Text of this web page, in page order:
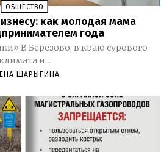
ОБЩЕСТВО
как молодая мама
года
и...
ШАРЫГИНА